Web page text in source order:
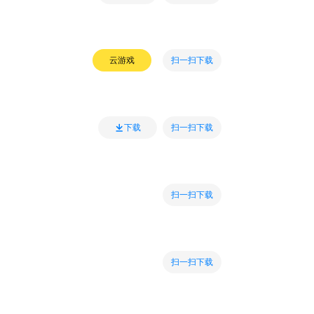
云游戏 扫一扫下载
下载 扫一扫下载
扫一扫下载
扫一扫下载